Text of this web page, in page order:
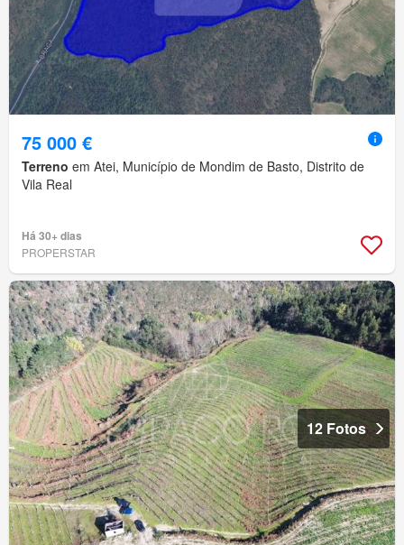
75 000 €
Terreno em Atei, Município de Mondim de Basto, Distrito de
Vila Real
Há 30+ dias
PROPERSTAR
12 Fotos